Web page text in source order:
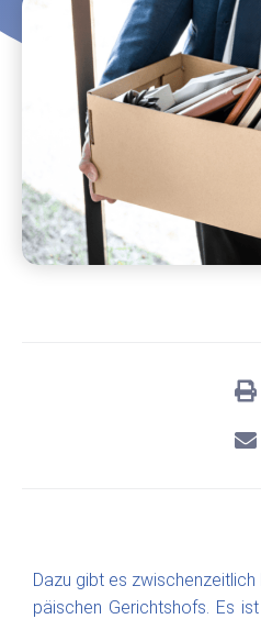
Da­zu gibt es
päi­schen Ge­richts­hofs. Es